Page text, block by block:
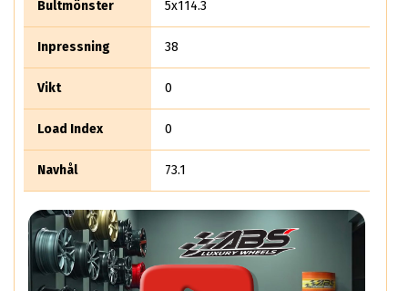
Bultmönster 5x114.3
Inpressning 38
Vikt 0
Load Index 0
Navhål 73.1